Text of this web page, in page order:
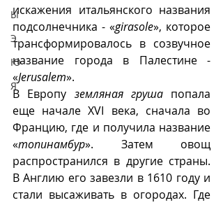
Ы
Э
Ю
Я
искажения итальянского названия
подсолнечника - «girasole», которое
трансформировалось в созвучное
название города в Палестине -
«Jerusalem».
В Европу земляная груша попала
еще начале XVI века, сначала во
Францию, где и получила название
«топинамбур». Затем овощ
распространился в другие страны.
В Англию его завезли в 1610 году и
стали высаживать в огородах. Где